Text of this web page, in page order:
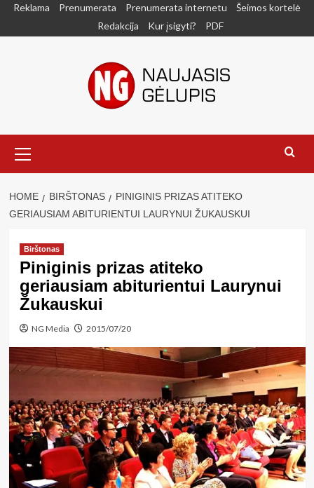
SkipReklama Prenumerata Prenumerata internetu
Šeimos kortelė
Redakcija
Kur įsigyti? PDF
Menu
HOME BIRŠTONAS
PINIGINIS PRIZAS ATITEKO
GERIAUSIAM ABITURIENTUI LAURYNUI ŽUKAUSKUI
Birštonas
Piniginis prizas atiteko
geriausiam abiturientui Laurynui
Žukauskui
NG Media 2015/07/20